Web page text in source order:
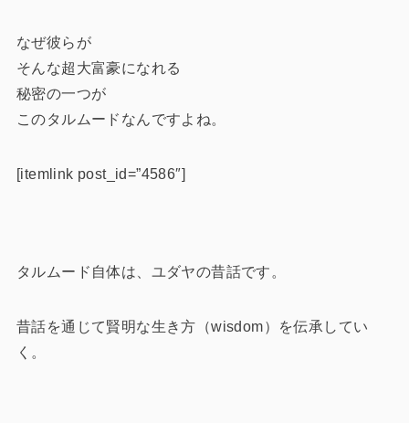
なぜ彼らが
そんな超大富豪になれる
秘密の一つが
このタルムードなんですよね。
[itemlink post_id=”4586″]
タルムード自体は、ユダヤの昔話です。
昔話を通じて賢明な生き方（wisdom）
を伝承してい
く。